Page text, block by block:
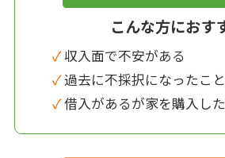
こんな方におす
✓ 収入面で不安がある
✓ 過去に不採択になったこ
✓ 借入があるが家を購入し